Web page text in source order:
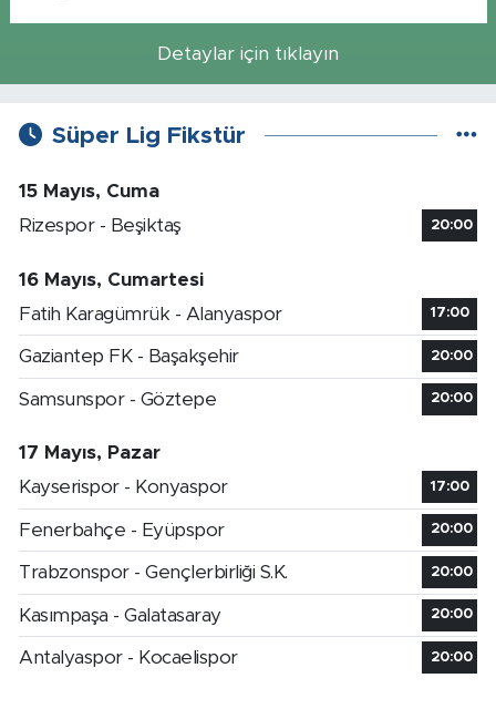
Detaylar için tıklayın
Süper Lig Fikstür
15 Mayıs, Cuma
Rizespor - Beşiktaş
20:00
16 Mayıs, Cumartesi
Fatih Karagümrük - Alanyaspor
17:00
Gaziantep FK - Başakşehir 20:00
Samsunspor - Göztepe 20:00
17 Mayıs, Pazar
Kayserispor - Konyaspor
17:00
Fenerbahçe - Eyüpspor 20:00
Trabzonspor - Gençlerbirliği S.K. 20:00
Kasımpaşa - Galatasaray 20:00
Antalyaspor - Kocaelispor 20:00